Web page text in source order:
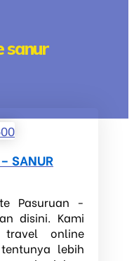
sanur
SANUR
Pasuruan -
disini. Kami
online
lebih